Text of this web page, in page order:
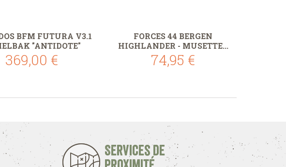
BFM FUTURA V3.1
"ANTIDOTE"
369,00 €
FORCES 44 BERGEN
HIGHLANDER - MUSETTE...
74,95 €
Services de